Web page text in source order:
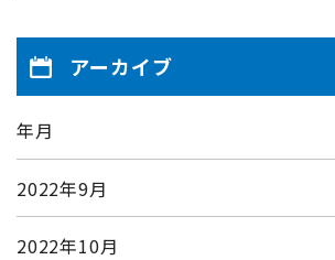
アーカイブ
年月
2022年9月
2022年10月